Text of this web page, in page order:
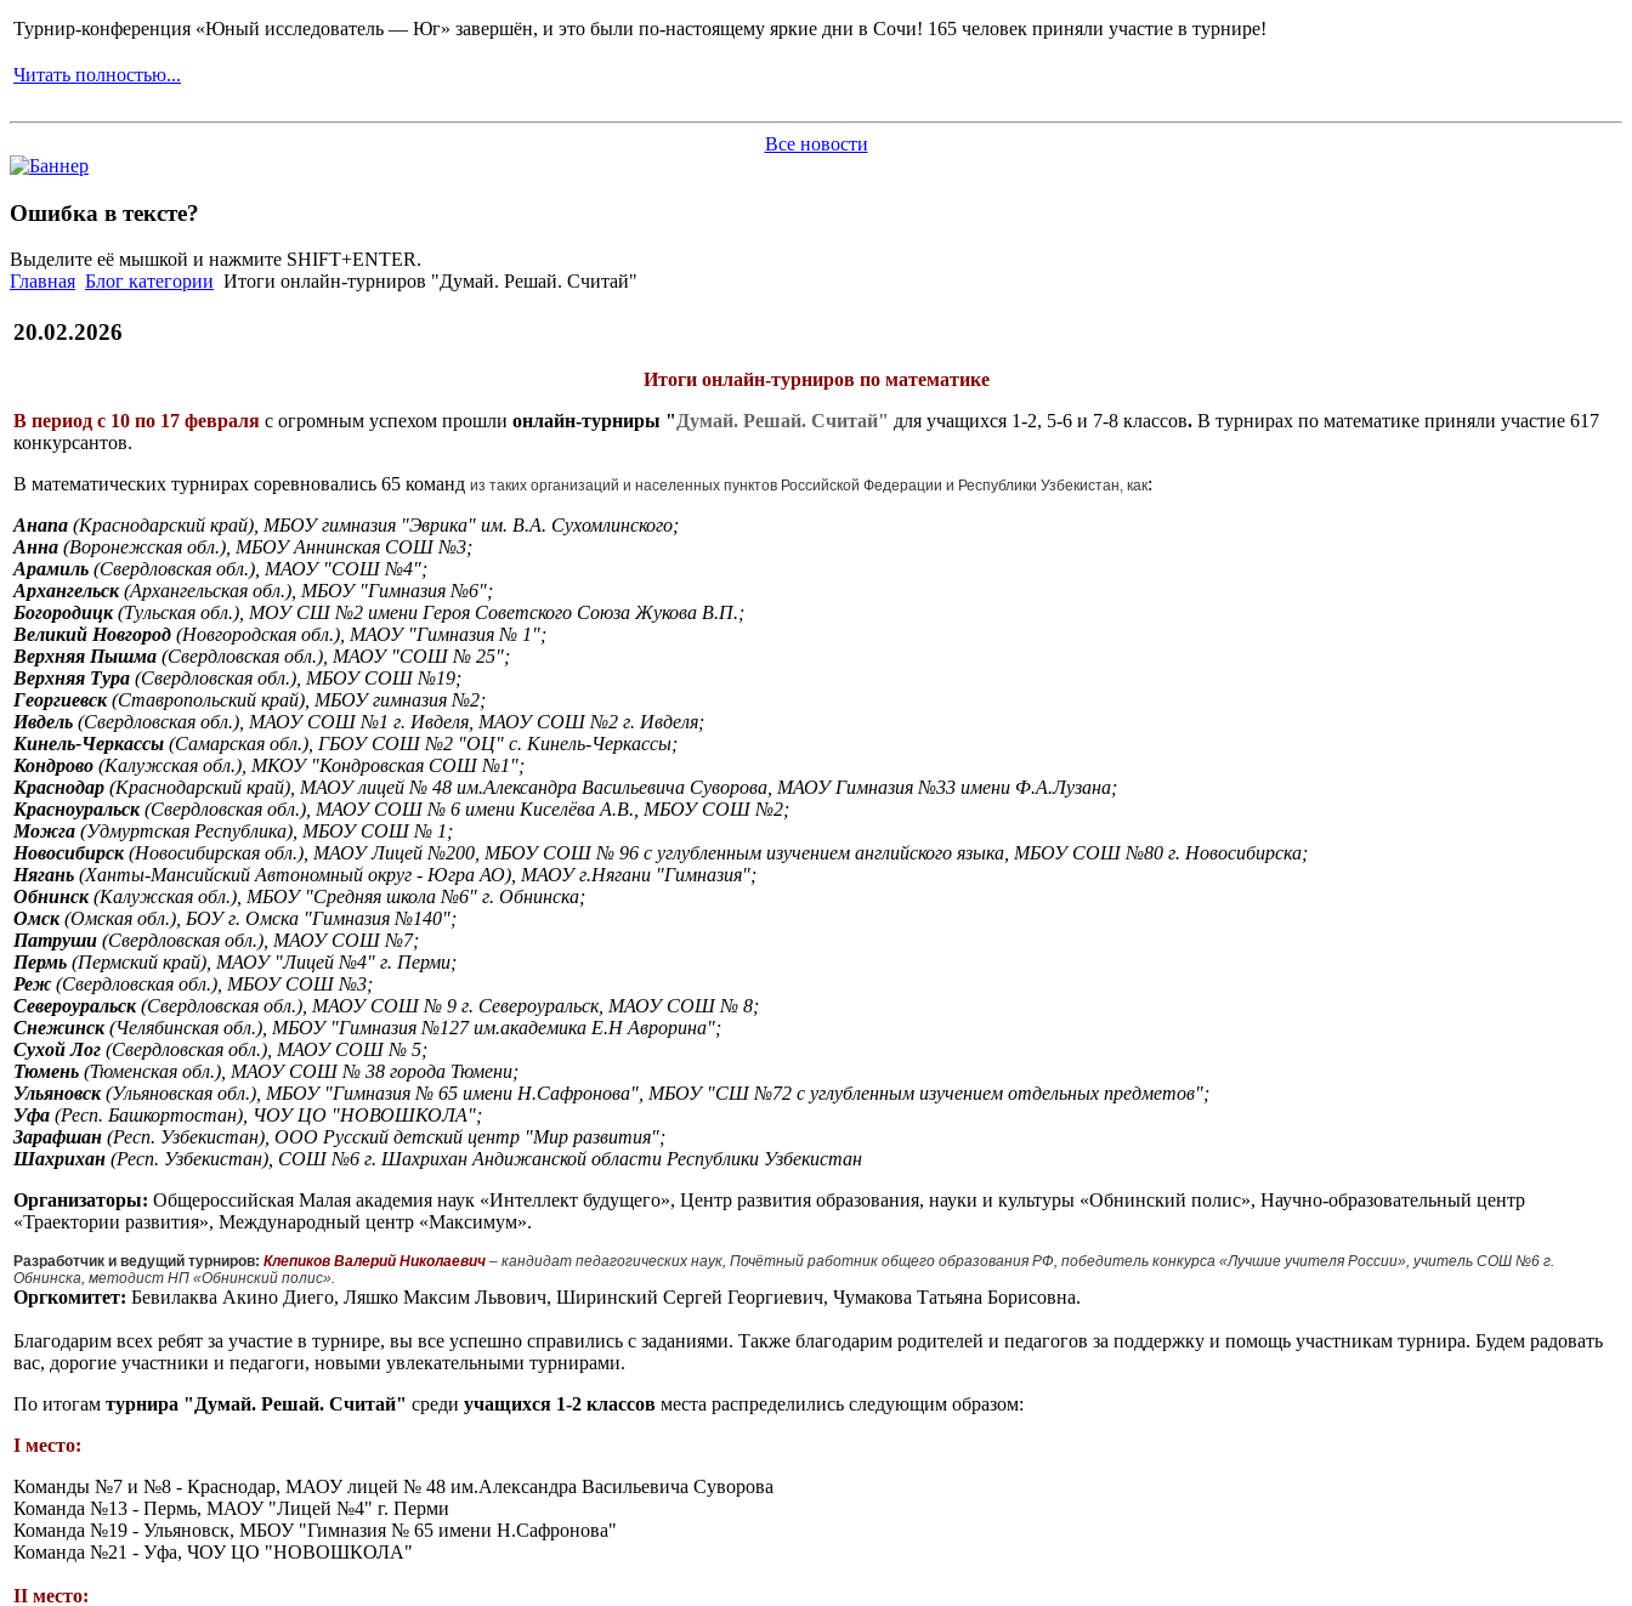
Турнир-конференция «Юный исследователь — Юг» завершён, и это были по-настоящему яркие дни в Сочи! 165 человек приняли участие в турнире!
Читать полностью...
Все новости
Ошибка в тексте?
Выделите её мышкой и нажмите SHIFT+ENTER.
Главная Блог категории Итоги онлайн-турниров "Думай. Решай. Считай"
20.02.2026
Итоги онлайн-турниров по математике
В период с 10 по 17 февраля с огромным успехом прошли онлайн-турниры " Думай. Решай. Считай" для учащихся 1-2, 5-6 и 7-8 классов. В турнирах по математике приняли участие 617
конкурсантов.
В математических турнирах соревновались 65 команд из таких организаций и населенных пунктов Российской Федерации и Республики Узбекистан, как:
Анапа (Краснодарский край), МБОУ гимназия "Эврика" им. В.А. Сухомлинского;
Анна (Воронежская обл.), МБОУ Аннинская СОШ №3;
Арамиль (Свердловская обл.), МАОУ "СОШ №4";
Архангельск(Архангельская обл.), МБОУ "Гимназия №6";
Богородицк(Тульская обл.), МОУ СШ №2 имени Героя Советского Союза Жукова В.П.;
Великий Новгород (Новгородская обл.), МАОУ "Гимназия № 1";
Верхняя Пышма (Свердловская обл.), МАОУ "СОШ № 25";
Верхняя Тура (Свердловская обл.), МБОУ СОШ №19;
Георгиевск(Ставропольский край), МБОУ гимназия №2;
Ивдель (Свердловская обл.), МАОУ СОШ №1 г. Ивделя, МАОУ СОШ №2 г. Ивделя;
Кинель-Черкассы (Самарская обл.), ГБОУ СОШ №2 "ОЦ" с. Кинель-Черкассы;
Кондрово (Калужская обл.), МКОУ "Кондровская СОШ №1";
Краснодар (Краснодарский край), МАОУ лицей № 48 им.Александра Васильевича Суворова, МАОУ Гимназия №33 имени Ф.А.Лузана;
Красноуральск(Свердловская обл.), МАОУ СОШ № 6 имени Киселёва А.В., МБОУ СОШ №2;
Можга (Удмуртская Республика), МБОУ СОШ № 1;
Новосибирск(Новосибирская обл.), МАОУ Лицей №200, МБОУ СОШ № 96 с углубленным изучением английского языка, МБОУ СОШ №80 г. Новосибирска;
Нягань (Ханты-Мансийский Автономный округ - Югра АО), МАОУ г.Нягани "Гимназия";
Обнинск(Калужская обл.), МБОУ "Средняя школа №6" г. Обнинска;
Омск(Омская обл.), БОУ г. Омска "Гимназия №140";
Патруши (Свердловская обл.), МАОУ СОШ №7;
Пермь (Пермский край), МАОУ "Лицей №4" г. Перми;
Реж (Свердловская обл.), МБОУ СОШ №3;
Североуральск(Свердловская обл.), МАОУ СОШ № 9 г. Североуральск, МАОУ СОШ № 8;
Снежинск(Челябинская обл.), МБОУ "Гимназия №127 им.академика Е.Н Аврорина";
Сухой Лог (Свердловская обл.), МАОУ СОШ № 5;
Тюмень (Тюменская обл.), МАОУ СОШ № 38 города Тюмени;
Ульяновск(Ульяновская обл.), МБОУ "Гимназия № 65 имени Н.Сафронова", МБОУ "СШ №72 с углубленным изучением отдельных предметов";
Уфа (Респ. Башкортостан), ЧОУ ЦО "НОВОШКОЛА";
Зарафшан (Респ. Узбекистан), ООО Русский детский центр "Мир развития";
Шахрихан (Респ. Узбекистан), СОШ №6 г. Шахрихан Андижанской области Республики Узбекистан
Организаторы: Общероссийская Малая академия наук «Интеллект будущего», Центр развития образования, науки и культуры «Обнинский полис», Научно-образовательный центр
«Траектории развития», Международный центр «Максимум».
Разработчик и ведущий турниров: Клепиков Валерий Николаевич – кандидат педагогических наук, Почётный работник общего образования РФ, победитель конкурса «Лучшие учителя России», учитель СОШ №6 г.
Обнинска, методист НП «Обнинский полис»
Оргкомитет: Бевилаква Акино Диего, Ляшко Максим Львович, Ширинский Сергей Георгиевич, Чумакова Татьяна Борисовна.
Благодарим всех ребят за участие в турнире, вы все успешно справились с заданиями. Также благодарим родителей и педагогов за поддержку и помощь участникам турнира. Будем радовать
вас, дорогие участники и педагоги, новыми увлекательными турнирами.
По итогам турнира "Думай. Решай. Считай" среди учащихся 1-2 классов места распределились следующим образом:
I место:
Команды №7 и №8 - Краснодар, МАОУ лицей № 48 им.Александра Васильевича Суворова
Команда №13 - Пермь, МАОУ "Лицей №4" г. Перми
Команда №19 - Ульяновск, МБОУ "Гимназия № 65 имени Н.Сафронова"
Команда №21 - Уфа, ЧОУ ЦО "НОВОШКОЛА"
II место: